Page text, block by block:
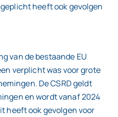
heeft ook gevolgen
van de bestaande EU
verplicht was voor grote
De CSRD geldt
en wordt vanaf 2024
heeft ook gevolgen voor